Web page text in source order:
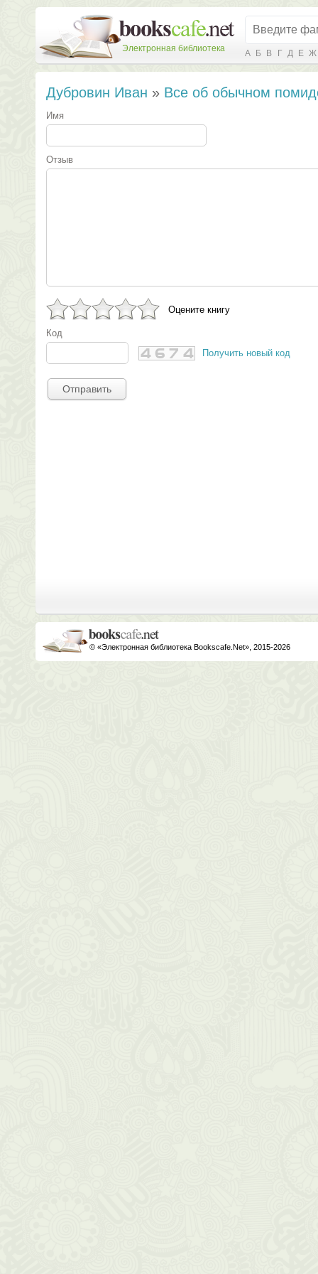
Электронная библиотека А Б В Г Д Е Ж
Дубровин Иван » Все об обычном
Имя
Отзыв
Оцените книгу
Код
Получить новый код
Отправить
© «Электронная библиотека Bookscafe.Net», 2015-2026